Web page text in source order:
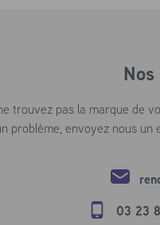
trouvez pas la marque de
problème, envoyez nous
03 23